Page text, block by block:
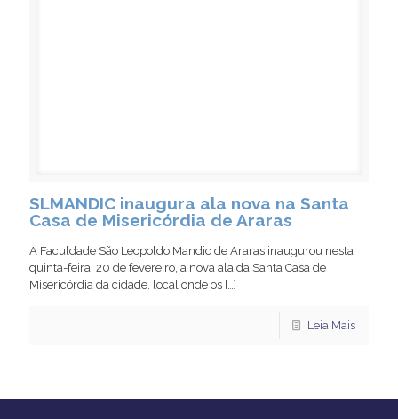
SLMANDIC inaugura ala nova na Santa
Casa de Misericórdia de Araras
A Faculdade São Leopoldo Mandic de Araras inaugurou nesta
quinta-feira, 20 de fevereiro, a nova ala da Santa Casa de
Misericórdia da cidade, local onde os […]
Leia Mais